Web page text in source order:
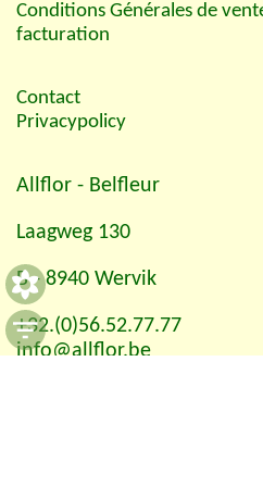
Conditions Générales de
facturation
Contact
Privacypolicy
Allflor - Belfleur
Laagweg 130
B - 8940 Wervik
+32.(0)56.52.77.77
info@allflor.be